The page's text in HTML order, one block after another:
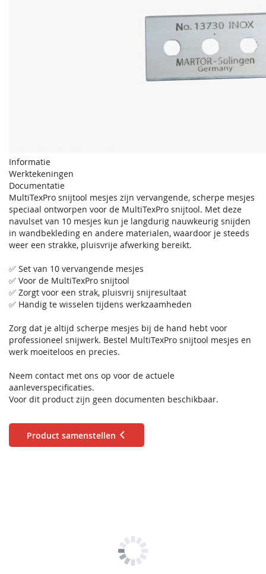
Informatie
Werktekeningen
Documentatie
MultiTexPro snijtool mesjes zijn vervangende, scherpe mesjes
speciaal ontworpen voor de MultiTexPro snijtool. Met deze
navulset van 10 mesjes kun je langdurig nauwkeurig snijden
in wandbekleding en andere materialen, waardoor je steeds
weer een strakke, pluisvrije afwerking bereikt.
✅ Set van 10 vervangende mesjes
✅ Voor de MultiTexPro snijtool
✅ Zorgt voor een strak, pluisvrij snijresultaat
✅ Handig te wisselen tijdens werkzaamheden
Zorg dat je altijd scherpe mesjes bij de hand hebt voor
professioneel snijwerk. Bestel MultiTexPro snijtool mesjes en
werk moeiteloos en precies.
Neem contact met ons op voor de actuele
aanleverspecificaties.
Voor dit product zijn geen documenten beschikbaar.
Product samenstellen